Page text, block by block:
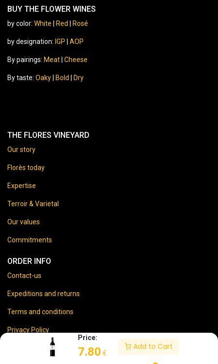
Price:
7.80 €
Add to Cart
BUY THE FLOWER WINES
by color: White Red Rosé
by designation: IGP AOP
By pairings: Meat Cheese
By taste: Oaky Bold Dry
THE FLORES VINEYARD
Our story
Florès today
Expertise
Terroir & Varietal
Our values
Commitments
ORDER INFO
Contact-us
Expeditions and returns
Terms and conditions
Privacy Policy
Legal disclaimer